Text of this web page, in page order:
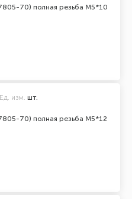
70) полная резьба М5*10
70) полная резьба М5*12
Ед. изм. шт.